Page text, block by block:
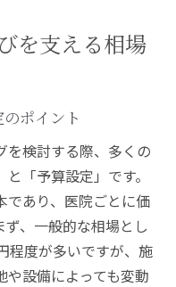
を支える相場
ポイント
を検討する際、多くの
「予算設定」です。
であり、医院ごとに価
、一般的な相場とし
程度が多いですが、施
設備によっても変動